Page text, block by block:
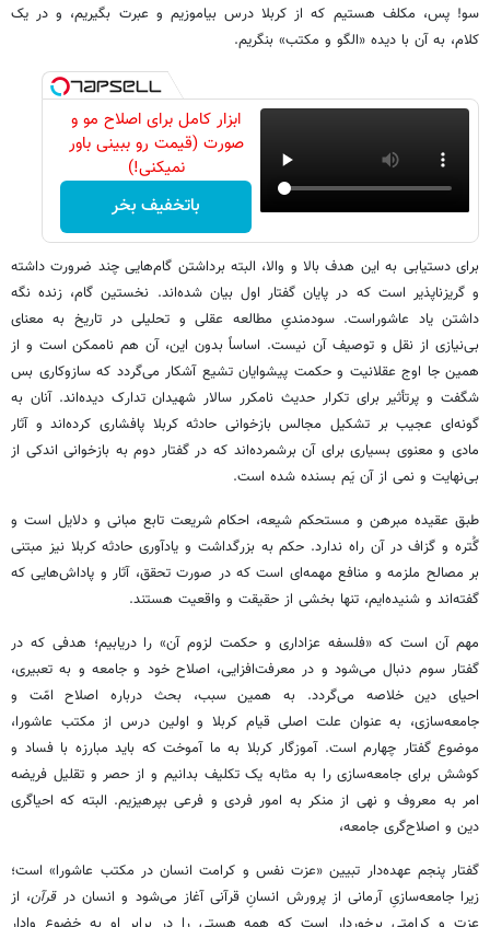
سو! پس، مکلف هستیم که از کربلا درس بیاموزیم و عبرت بگیریم، و در یک
کلام، به آن با دیده «الگو و مکتب» بنگریم.
ابزار کامل برای اصلاح مو و
صورت (قیمت رو ببینی باور
نمیکنی!)
باتخفیف بخر
برای دستیابی به این هدف بالا و والا، البته برداشتن گام‌هایی چند ضرورت داشته
و گریزناپذیر است که در پایان گفتار اول بیان شده‌اند. نخستین گام، زنده نگه
داشتن یاد عاشوراست. سودمندیِ مطالعه عقلی و تحلیلی در تاریخ به معنای
بی‌نیازی از نقل و توصیف آن نیست. اساساً بدون این، آن هم ناممکن است و از
همین جا اوج عقلانیت و حکمت پیشوایان تشیع آشکار می‌گردد که سازوکاری بس
شگفت و پرتأثیر برای تکرار حدیث نامکرر سالار شهیدان تدارک دیده‌اند. آنان به
گونه‌ای عجیب بر تشکیل مجالس بازخوانی حادثه کربلا پافشاری کرده‌اند و آثار
مادی و معنوی بسیاری برای آن برشمرده‌اند که در گفتار دوم به بازخوانی اندکی از
بی‌نهایت و نمی از آن یَم بسنده شده است.
طبق عقیده مبرهن و مستحکم شیعه، احکام شریعت تابع مبانی و دلایل است و
گُتره و گزاف در آن راه ندارد. حکم به بزرگداشت و یادآوری حادثه کربلا نیز مبتنی
بر مصالح ملزمه و منافع مهمه‌ای است که در صورت تحقق، آثار و پاداش‌هایی که
گفته‌اند و شنیده‌ایم، تنها بخشی از حقیقت و واقعیت هستند.
مهم آن است که «فلسفه عزاداری و حکمت لزوم آن» را دریابیم؛ هدفی که در
گفتار سوم دنبال می‌شود و در معرفت‌افزایی، اصلاح خود و جامعه و به تعبیری،
احیای دین خلاصه می‌گردد. به همین سبب، بحث درباره اصلاح امّت و
جامعه‌سازی، به عنوان علت اصلی قیام کربلا و اولین درس از مکتب عاشورا،
موضوع گفتار چهارم است. آموزگار کربلا به ما آموخت که باید مبارزه با فساد و
کوشش برای جامعه‌سازی را به مثابه یک تکلیف بدانیم و از حصر و تقلیل فریضه
امر به معروف و نهی از منکر به امور فردی و فرعی بپرهیزیم. البته که احیاگری
دین و اصلاح‌گری جامعه،
گفتار پنجم عهده‌دار تبیین «عزت نفس و کرامت انسان در مکتب عاشورا» است؛
زیرا جامعه‌سازیِ آرمانی از پرورش انسانِ قرآنی آغاز می‌شود و انسان درقرآن، از